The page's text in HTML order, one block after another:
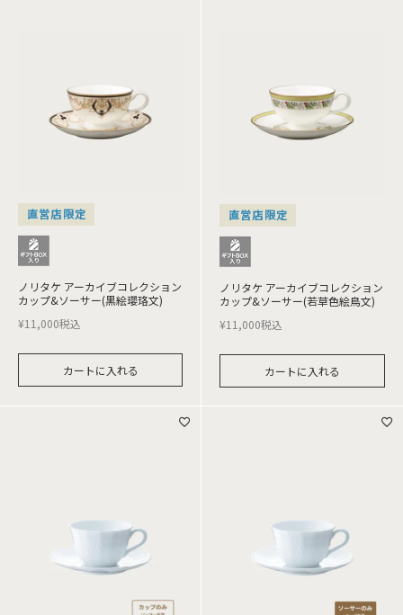
直営店限定
ノリタケ アーカイブコレクション
カップ&ソーサー(黒絵瓔珞文)
¥11,000税込
カートに入れる
直営店限定
ノリタケ アーカイブコレクション
カップ&ソーサー(若草色絵鳥文)
¥11,000税込
カートに入れる